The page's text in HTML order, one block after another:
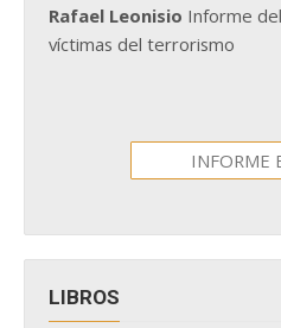
Rafael Leonisio Informe
víctimas del terrorismo
INFORME
LIBROS